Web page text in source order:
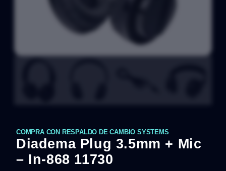
COMPRA CON RESPALDO DE CAMBIO SYSTEMS
Diadema Plug 3.5mm + Mic
– In-868 11730